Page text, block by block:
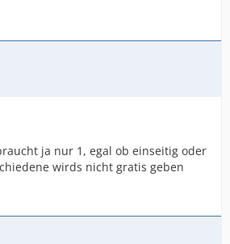
ja nur 1, egal ob einseitig oder
wirds nicht gratis geben